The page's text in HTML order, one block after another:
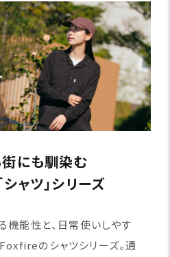
にも馴染む
ャツ」シリーズ
機能性と、日常使いしやす
のシャツシリーズ。通